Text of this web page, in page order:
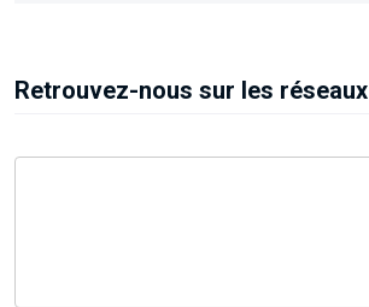
Retrouvez-nous sur les réseaux